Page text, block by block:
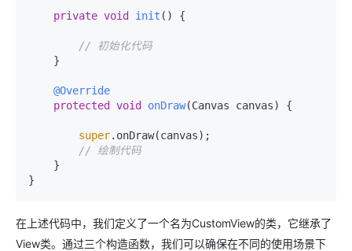
private void init () {
// 初始化代码
@Override
protected
void onDraw(Canvas canvas) {
super.onDraw(canvas);
// 绘制代码
在上述代码中，我们定义了一个名为CustomView的类，它继承了
View类。通过三个构造函数，我们可以确保在不同的使用场景下